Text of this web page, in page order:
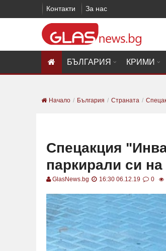
Контакти За нас
БЪЛГАРИЯ КРИМИ
Начало България Страната
Спецакция
паркирали си
GlasNews.bg 16:30 06.12.19 0